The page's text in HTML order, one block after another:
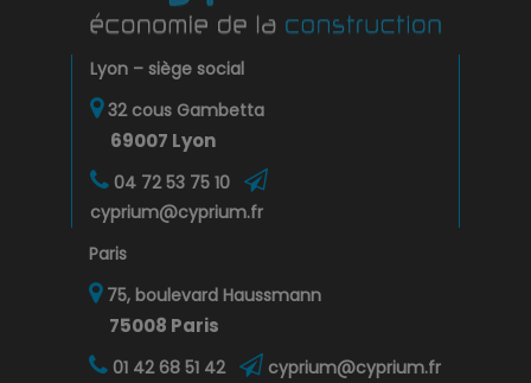
Lyon – siège social
32 cous Gambetta
69007 Lyon
04 72 53 75 10
cyprium@cyprium.fr
Paris
75, boulevard Haussmann
75008 Paris
01 42 68 51 42 cyprium@cyprium.fr